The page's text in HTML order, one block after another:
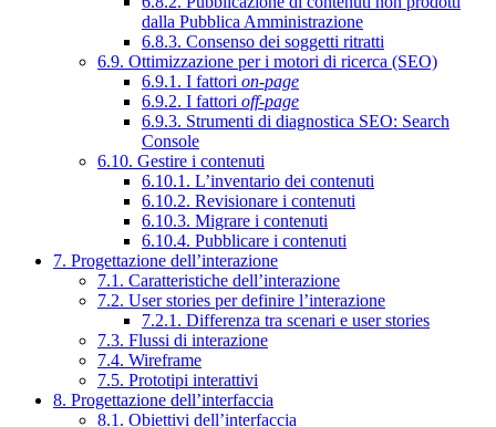
dalla Pubblica Amministrazione
6.8.3. Consenso dei soggetti ritratti
6.9. Ottimizzazione per i motori di ricerca (SEO)
6.9.1. I fattori on-page
6.9.2. I fattori off-page
6.9.3. Strumenti di diagnostica SEO: Search
Console
6.10. Gestire i contenuti
6.10.1. L’inventario dei contenuti
6.10.2. Revisionare i contenuti
6.10.3. Migrare i contenuti
6.10.4. Pubblicare i contenuti
7. Progettazione dell’interazione
7.1. Caratteristiche dell’interazione
7.2. User stories per definire l’interazione
7.2.1. Differenza tra scenari e user stories
7.3. Flussi di interazione
7.4. Wireframe
7.5. Prototipi interattivi
8. Progettazione dell’interfaccia
8.1. Obiettivi dell’interfaccia